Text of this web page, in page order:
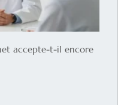
accepte-t-il encore